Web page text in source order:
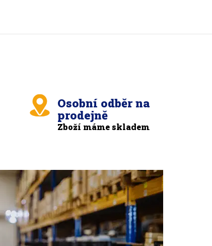
Osobní odběr na
prodejně
Zboží máme skladem